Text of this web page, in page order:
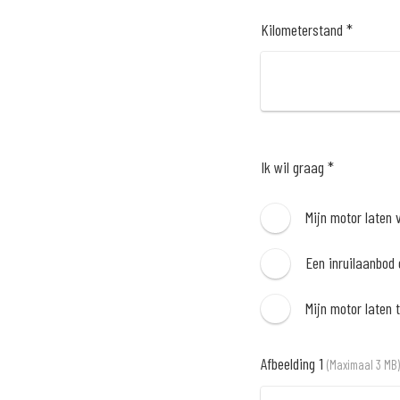
Kilometerstand *
Ik wil graag *
Mijn motor laten
Een inruilaanbod
Mijn motor laten
Afbeelding 1 (Maximaal 3 MB)